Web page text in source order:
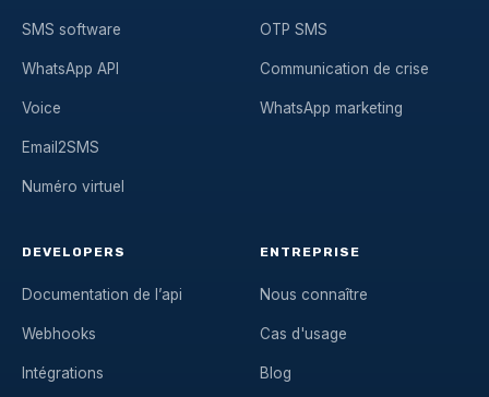
SMS software
WhatsApp API
Voice
Email2SMS
Numéro virtuel
OTP SMS
Communication de crise
WhatsApp marketing
DEVELOPERS
Documentation de l’api
Webhooks
Intégrations
ENTREPRISE
Nous connaître
Cas d'usage
Blog